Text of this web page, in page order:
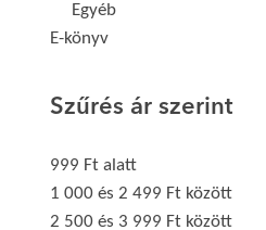
Egyéb
E-könyv
Szűrés ár szerint
999 Ft alatt
1 000 és 2 499 Ft között
2 500 és 3 999 Ft között